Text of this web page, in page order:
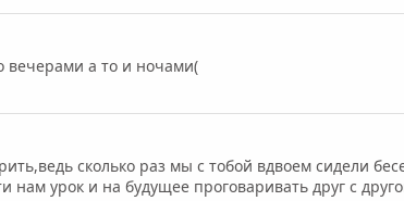
вечерами а то и ночами(
сколько раз мы с тобой вдвоем сидели
нам урок и на будущее проговаривать друг с